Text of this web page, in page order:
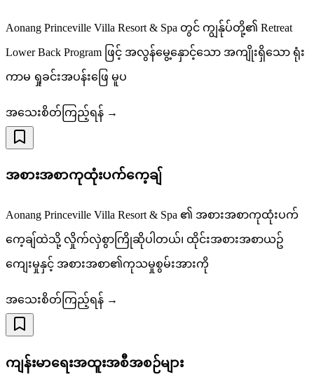
Aonang Princeville Villa Resort & Spa တွင် ကျွန်ုပ်တို့၏ Retreat
Lower Back Program ဖြင့် အလွန်မွေ့နှောင့်သော အကျိုးရှိသော ရုံး
ကာမ ရှုခင်းအပန်းဖြေ မူပ
အသေးစိတ်ကြည့်ရန် →
အစားအစာကုထုံးပက်ကေ့ချ်
Aonang Princeville Villa Resort & Spa ၏ အစားအစာကုထုံးပက်
ကေ့ချ်ထဲသို့ လှိုက်လှဲစွာကြိုဆိုပါတယ်၊ ထိုင်းအစားအစာယဥ်
ကျေးမှုနှင့် အစားအစာ၏ကုသမှုစွမ်းအားကို
အသေးစိတ်ကြည့်ရန် →
ကျန်းမာရေးအထူးအစီအစဉ်များ